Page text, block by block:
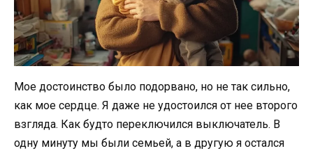
Мое достоинство было подорвано, но не так сильно,
как мое сердце. Я даже не удостоился от нее второго
взгляда. Как будто переключился выключатель. В
одну минуту мы были семьей, а в другую я остался